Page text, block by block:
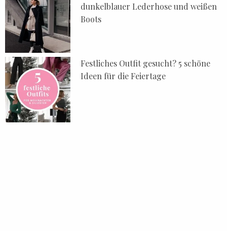
dunkelblauer Lederhose und weißen
Boots
Festliches Outfit gesucht? 5 schöne
Ideen für die Feiertage